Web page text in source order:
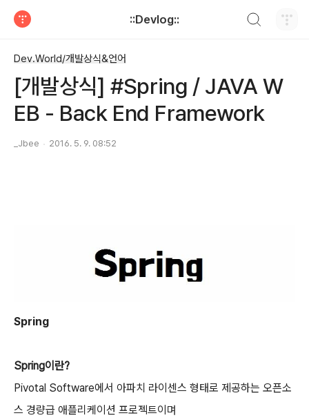
::Devlog::
Dev.World/개발상식&언어
[개발상식] #Spring / JAVA W
EB - Back End Framework
_Jbee 2016. 5. 9. 08:52
Spring
Spring이란?
Pivotal Software에서 아파치 라이센스 형태로 제공하는 오픈소
스 경량급 애플리케이션 프로젝트이며